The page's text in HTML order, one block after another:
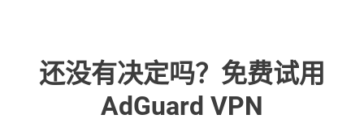
还没有决定吗？免费试用
AdGuard VPN